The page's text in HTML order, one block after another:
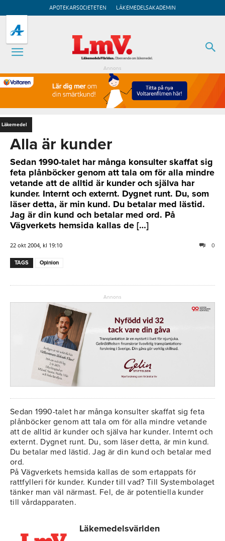
APOTEKARSOCIETETEN LÄKEMEDELSAKADEMIN
Annons
Läkemedel
Alla är kunder
Sedan 1990-talet har många konsulter skaffat sig
feta plånböcker genom att tala om för alla mindre
vetande att de alltid är kunder och själva har
kunder. Internt och externt. Dygnet runt. Du, som
läser detta, är min kund. Du betalar med lästid.
Jag är din kund och betalar med ord. På
Vägverkets hemsida kallas de […]
22 okt 2004, kl 19:10 0
TAGS Opinion
Annons
Sedan 1990-talet har många konsulter skaffat sig feta
plånböcker genom att tala om för alla mindre vetande
att de alltid är kunder och själva har kunder. Internt och
externt. Dygnet runt. Du, som läser detta, är min kund.
Du betalar med lästid. Jag är din kund och betalar med
ord.
På Vägverkets hemsida kallas de som ertappats för
rattfylleri för kunder. Kunder till vad? Till Systembolaget
tänker man väl närmast. Fel, de är potentiella kunder
till vårdapparaten.
Läkemedelsvärlden